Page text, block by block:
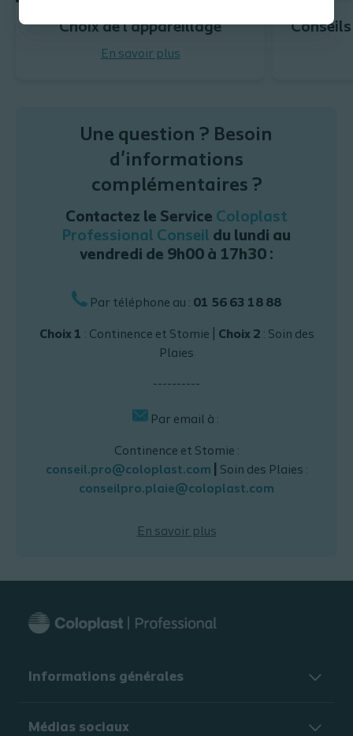
Choix de l'appareillage
En savoir plus
Une question ? Besoin
d'informations
complémentaires ?
Contactez le Service Coloplast
Professional Conseil du lundi au
vendredi de 9h00 à 17h30 :
Par téléphone au : 01 56 63 18 88
Choix 1 : Continence et Stomie | Choix 2 : Soin des
Plaies
----------
Par email à :
Continence et Stomie :
conseil.pro@coloplast.com
Soin des Plaies :
conseilpro.plaie@coloplast.com
En savoir plus
Informations générales​
Médias sociaux